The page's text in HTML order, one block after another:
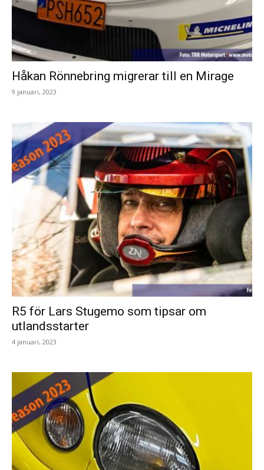
Håkan Rönnebring migrerar till en Mirage
9 januari, 2023
R5 för Lars Stugemo som tipsar om
utlandsstarter
4 januari, 2023